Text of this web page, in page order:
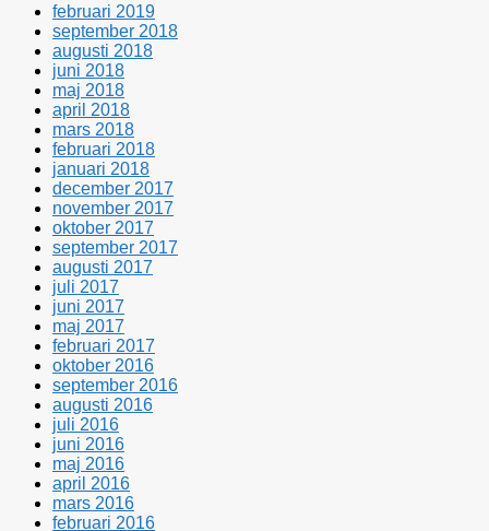
februari 2019
september 2018
augusti 2018
juni 2018
maj 2018
april 2018
mars 2018
februari 2018
januari 2018
december 2017
november 2017
oktober 2017
september 2017
augusti 2017
juli 2017
juni 2017
maj 2017
februari 2017
oktober 2016
september 2016
augusti 2016
juli 2016
juni 2016
maj 2016
april 2016
mars 2016
februari 2016